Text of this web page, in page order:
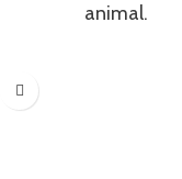
animal.